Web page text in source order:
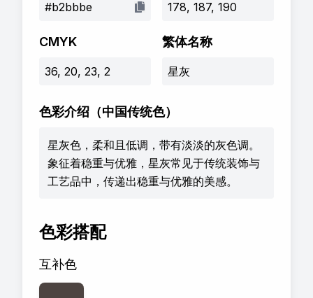
#b2bbbe 178, 187, 190
CMYK
36, 20, 23, 2
繁体名称
星灰
色彩介绍 （中国传统色）
星灰色，柔和且低调，带有淡淡的灰色调。
象征着稳重与优雅，星灰常见于传统装饰与
工艺品中，传递出稳重与优雅的美感。
色彩搭配
互补色